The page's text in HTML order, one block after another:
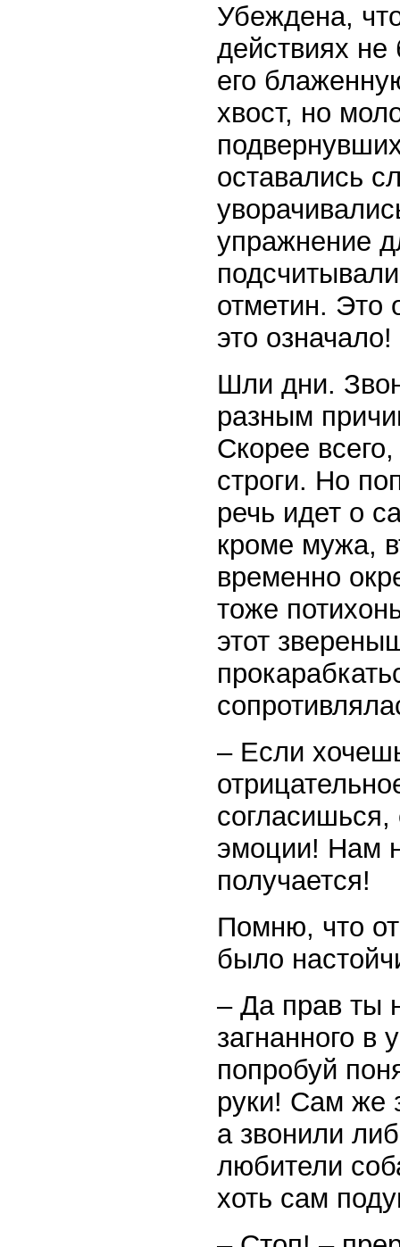
Убеждена,
действиях не
его
хвост, но
оставались
упражнение
отметин. Это
это означало!
Шли дни.
разным
Скорее
строги. Но
речь идет о
кроме мужа,
временно
тоже
этот
– Если
эмоции! Нам
получается!
Помню, что
было
– Да прав ты
загнанного в
попробуй
руки! Сам же
а звонили
любители
хоть сам